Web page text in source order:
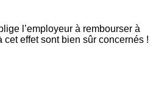
l’employeur à rembourser à
effet sont bien sûr concernés !